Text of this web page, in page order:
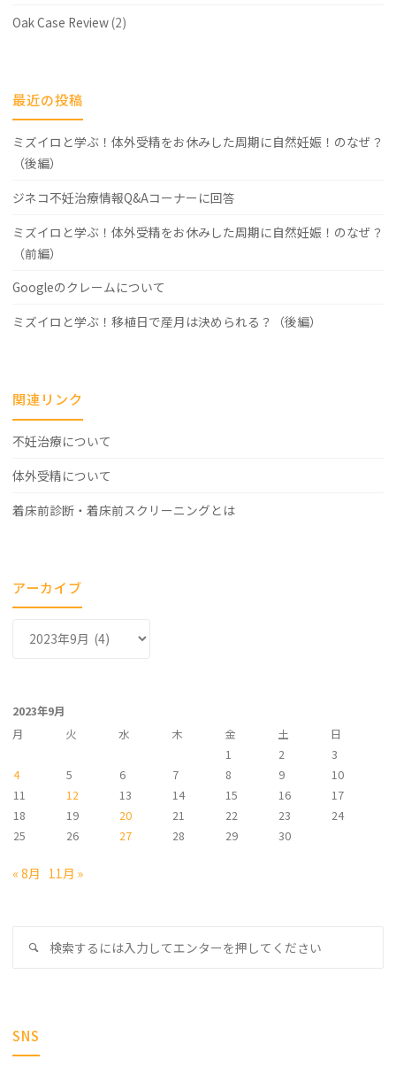
Oak Case Review(2)
最近の投稿
ミズイロと学ぶ！体外受精をお休みした周期に自然妊娠！のなぜ？
（後編）
ジネコ不妊治療情報Q&Aコーナーに回答
ミズイロと学ぶ！体外受精をお休みした周期に自然妊娠！のなぜ？
（前編）
Googleのクレームについて
ミズイロと学ぶ！移植日で産月は決められる？（後編）
関連リンク
不妊治療について
体外受精について
着床前診断・着床前スクリーニングとは
アーカイブ
ブ
2023年9月
月
火 水 木 金 土
日
1
2
3
4
5 6 7 8 9
10
11
12 13 14 15 16
17
18
19 20 21 22 23
24
25
26 27 28 29 30
« 8月 11月 »
検
SNS